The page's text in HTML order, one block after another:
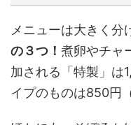
メニューは大きく分
の３つ！ 煮卵やチャ
加される「特製」は
イプのものは850円